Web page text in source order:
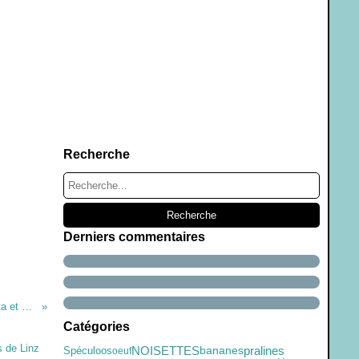
Verrine verte: ricotta et crackers...
Recherche
Derniers commentaires
Catégories
SpéculoosoeufNOISETTESbananespralines